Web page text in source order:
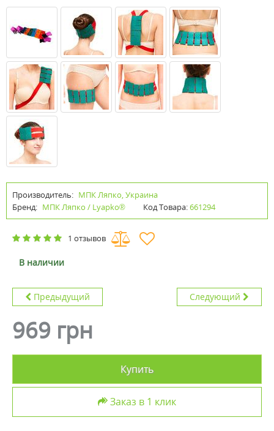
Производитель: МПК Ляпко, Украина
Бренд: МПК Ляпко / Lyapko® Код Товара:661294
1 отзывов
В наличии
Предыдущий Следующий
969 грн
Купить
Заказ в 1 клик